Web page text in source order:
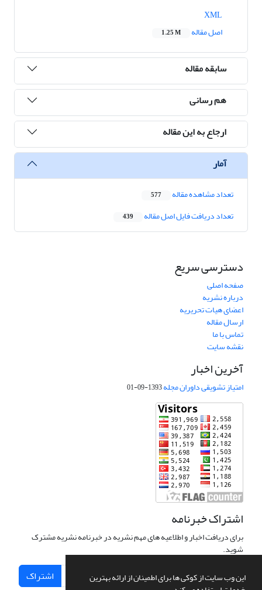
این وب سایت از کوکی ها برای اطمینان از ارائه بهترین
اصل مقاله
1.25 M
سابقه مقاله
هم رسانی
ارجاع به این مقاله
آمار
تعداد مشاهده مقاله 577
تعداد دریافت فایل اصل مقاله 439
دسترسی سریع
صفحه اصلی
درباره نشریه
اعضای هیات تحریریه
ارسال مقاله
تماس با ما
نقشه سایت
آخرین اخبار
امتیاز تشویقی داوران مجله1393-09-01
اشتراک خبرنامه
برای دریافت اخبار و اطلاعیه های مهم نشریه در خبرنامه نشریه مشترک
شوید.
اشتراک